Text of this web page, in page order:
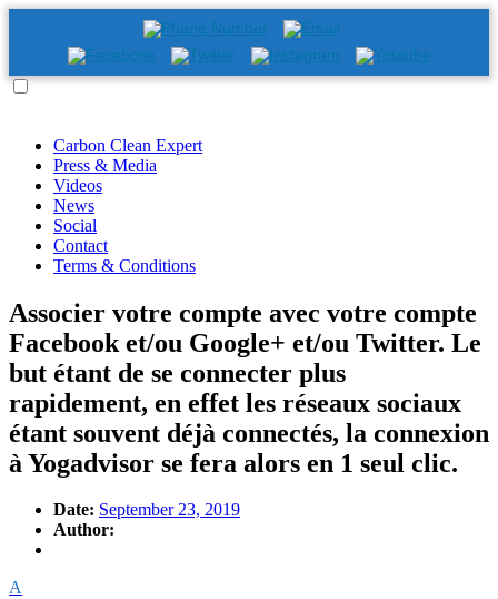
Carbon Clean Expert
Press & Media
Videos
News
Social
Contact
Terms & Conditions
Associer votre compte avec votre compte
Facebook et/ou Google+ et/ou Twitter. Le
but étant de se connecter plus
rapidement, en effet les réseaux sociaux
étant souvent déjà connectés, la connexion
à Yogadvisor se fera alors en 1 seul clic.
Date: September 23, 2019
Author:
A